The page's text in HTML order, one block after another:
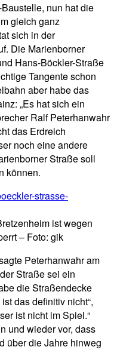
nun hat die
gleich ganz
sich in der
Die Marienborner
Hans-Böckler-Straße
Tangente schon
aber habe das
„Es hat sich ein
Ralf Peterhanwahr
das Erdreich
noch eine andere
Straße soll
können.
ist wegen
– Foto: gik
Peterhanwahr am
Straße sei ein
die Straßendecke
das definitiv nicht“,
ist nicht im Spiel.“
und wieder vor, dass
über die Jahre hinweg